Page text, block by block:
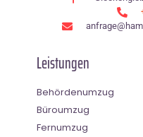
Leistungen
Behördenumzug
Büroumzug
Fernumzug